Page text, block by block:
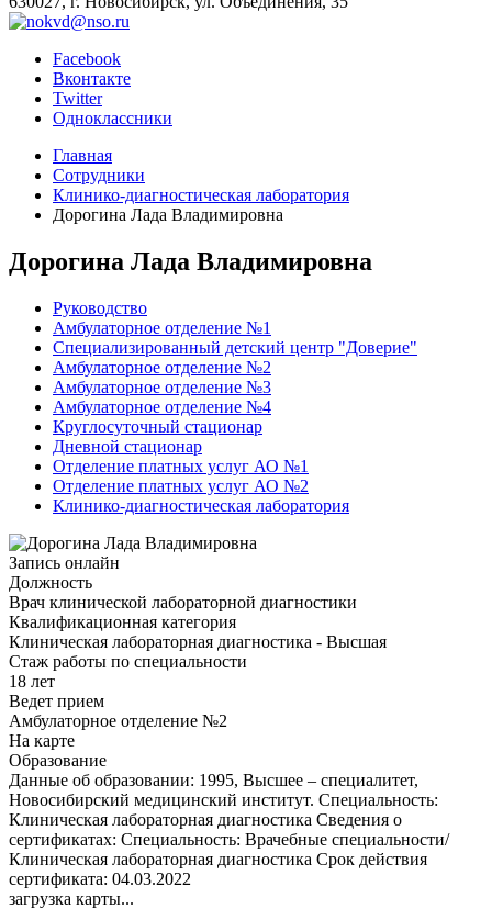
Facebook
Вконтакте
Twitter
Одноклассники
Главная
Сотрудники
Клинико-диагностическая лаборатория
Дорогина Лада Владимировна
Дорогина Лада Владимировна
Руководство
Амбулаторное отделение №1
Специализированный детский центр "Доверие"
Амбулаторное отделение №2
Амбулаторное отделение №3
Амбулаторное отделение №4
Круглосуточный стационар
Дневной стационар
Отделение платных услуг АО №1
Отделение платных услуг АО №2
Клинико-диагностическая лаборатория
Запись онлайн
Должность
Врач клинической лабораторной диагностики
Квалификационная категория
Клиническая лабораторная диагностика - Высшая
Стаж работы по специальности
18 лет
Ведет прием
Амбулаторное отделение №2
На карте
Образование
Данные об образовании: 1995, Высшее – специалитет,
Новосибирский медицинский институт. Специальность:
Клиническая лабораторная диагностика Сведения о
сертификатах: Специальность: Врачебные специальности/
Клиническая лабораторная диагностика Срок действия
сертификата: 04.03.2022
загрузка карты...